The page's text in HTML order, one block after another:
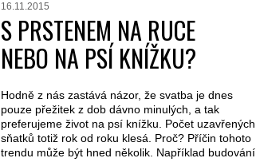
16.11.2015
S PRSTENEM NA RUCE
NEBO NA PSÍ KNÍŽKU?
Hodně z nás zastává názor, že svatba je dnes
pouze přežitek z dob dávno minulých, a tak
preferujeme život na psí knížku. Počet uzavřených
sňatků totiž rok od roku klesá. Proč? Příčin tohoto
trendu může být hned několik. Například budování